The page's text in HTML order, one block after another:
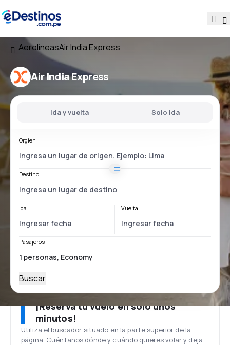
AerolíneasAir India Express
Air India Express
Ida y vuelta Solo ida
Orgien
Destino
Ida Vuelta
Pasajeros
Buscar
¡Reserva tu vuelo en solo unos
minutos!
Utiliza el buscador situado en la parte superior de la
página. Cuéntanos dónde y cuándo quieres volar y deja